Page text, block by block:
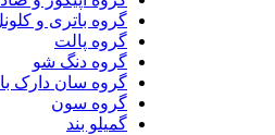
گروه باتری و کلونل
گروه پالت
گروه دنگ شو
گروه سان دارک باند
گروه سون
گمیلو بند